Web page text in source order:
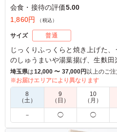
会食・接待の評価5.00
1,860円
（税込）
サイズ 普通
じっくりふっくらと焼き上げた
のしゅうまいや湯葉揚げ、生麩
しております。
※お届け期間：5月7日(水)～8月
うなぎをこの値段で食べれた
埼玉県は12,000 〜 37,000円以上のご
※お届けエリアにより異なります
8
（土）
9
（日）
10
（月）
－ ◯ ◯